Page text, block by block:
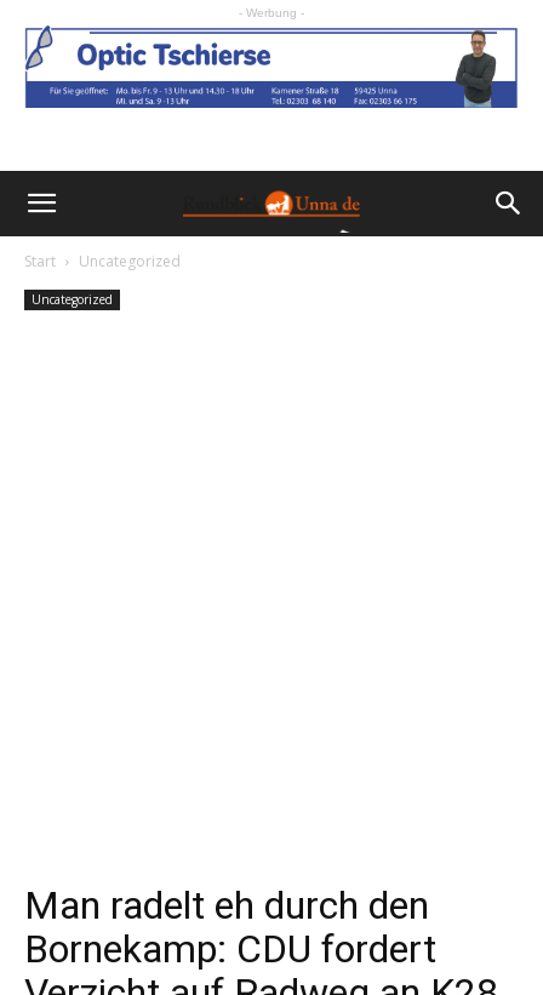
- Werbung -
Start Uncategorized
Uncategorized
Man radelt eh durch den
Bornekamp: CDU fordert